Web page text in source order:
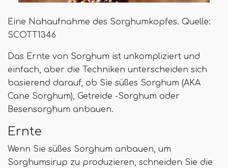
Eine Nahaufnahme des Sorghumkopfes. Quelle:
SCOTT1346
Das Ernte von Sorghum ist unkompliziert und
einfach, aber die Techniken unterscheiden sich
basierend darauf, ob Sie süßes Sorghum (AKA
Cane Sorghum), Getreide -Sorghum oder
Besensorghum anbauen.
Ernte
Wenn Sie süßes Sorghum anbauen, um
Sorghumsirup zu produzieren, schneiden Sie die